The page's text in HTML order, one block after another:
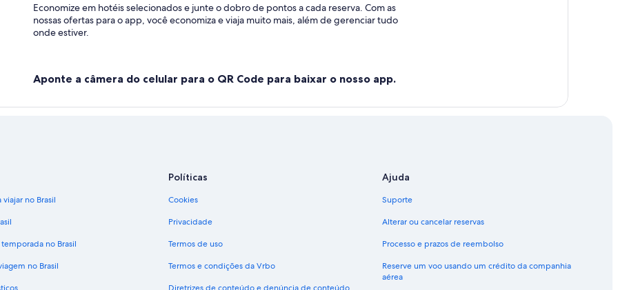
Economize em hotéis selecionados e junte o dobro de pontos a cada reserva. Com as
nossas ofertas para o app, você economiza e viaja muito mais, além de gerenciar tudo
onde estiver.
Aponte a câmera do celular para o QR Code para baixar o nosso app.
viajar no Brasil
no Brasil
no Brasil
Políticas
Cookies
Privacidade
Termos de uso
Termos e condições da Vrbo
Diretrizes de conteúdo e denúncia de conteúdo
Ajuda
Suporte
Alterar ou cancelar reservas
Processo e prazos de reembolso
Reserve um voo usando um crédito da companhia
aérea